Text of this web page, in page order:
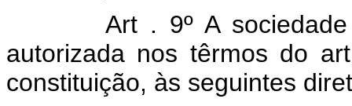
Art . 9º A
autorizada nos têrmos do
constituição, às seguintes